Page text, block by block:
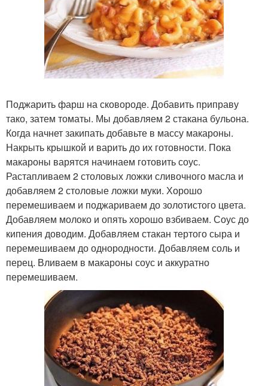
Поджарить фарш на сковороде. Добавить приправу
тако, затем томаты. Мы добавляем 2 стакана бульона.
Когда начнет закипать добавьте в массу макароны.
Накрыть крышкой и варить до их готовности. Пока
макароны варятся начинаем готовить соус.
Растапливаем 2 столовых ложки сливочного масла и
добавляем 2 столовые ложки муки. Хорошо
перемешиваем и поджариваем до золотистого цвета.
Добавляем молоко и опять хорошо взбиваем. Соус до
кипения доводим. Добавляем стакан тертого сыра и
перемешиваем до однородности. Добавляем соль и
перец. Вливаем в макароны соус и аккуратно
перемешиваем.